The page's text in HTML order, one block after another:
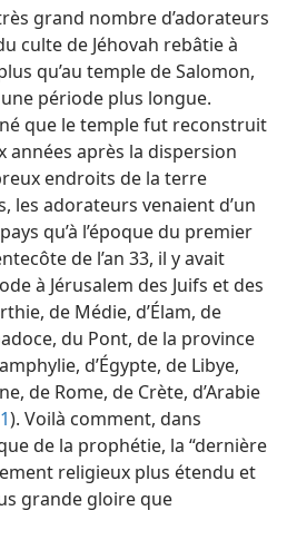
grand nombre d’adorateurs
culte de Jéhovah rebâtie à
qu’au temple de Salomon,
période plus longue.
que le temple fut reconstruit
années après la dispersion
endroits de la terre
les adorateurs venaient d’un
qu’à l’époque du premier
de l’an 33, il y avait
à Jérusalem des Juifs et des
de Médie, d’Élam, de
du Pont, de la province
d’Égypte, de Libye,
de Rome, de Crète, d’Arabie
). Voilà comment, dans
de la prophétie, la “dernière
religieux plus étendu et
grande gloire que